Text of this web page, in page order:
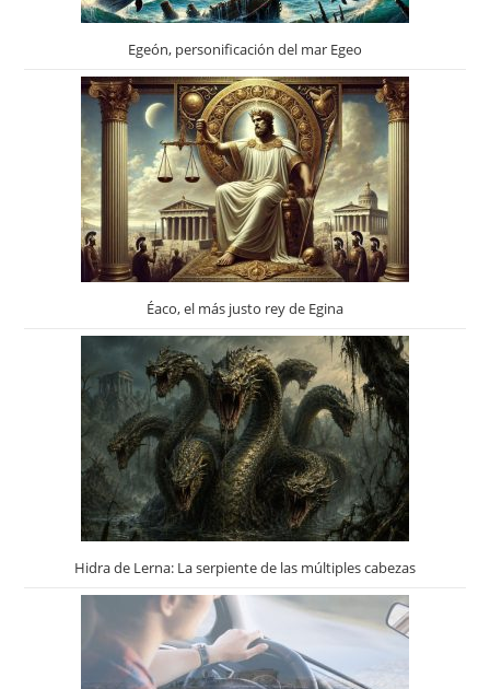
Egeón, personificación del mar Egeo
Éaco, el más justo rey de Egina
Hidra de Lerna: La serpiente de las múltiples cabezas